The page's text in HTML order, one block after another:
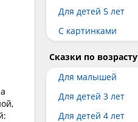
Для детей 5 лет
С картинками
Сказки по возрасту
Для малышей
Для детей 3 лет
Для детей 4 лет